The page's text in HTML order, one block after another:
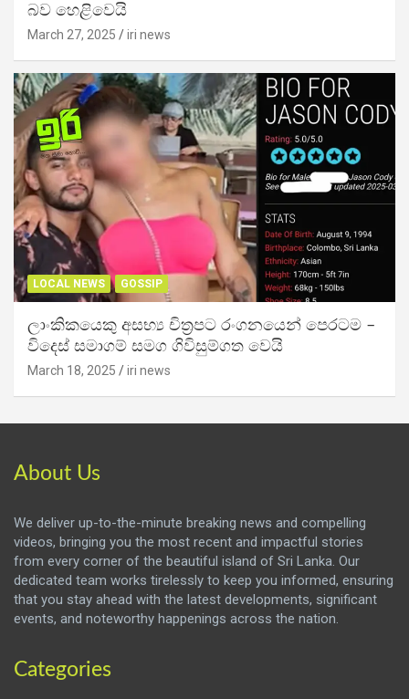
බව හෙළිවෙයි
March 27, 2025 iri news
LOCAL NEWS GOSSIP
ලාංකිකයෙකු අසභ්‍ය චිත්‍රපට රංගනයෙන් පෙරටම –
විදෙස් සමාගම් සමග ගිවිසුම්ගත වෙයි
March 18, 2025 iri news
About Us
We deliver up-to-the-minute breaking news and compelling
videos, bringing you the most recent and impactful stories
from every corner of the beautiful island of Sri Lanka. Our
dedicated team works tirelessly to keep you informed, ensuring
that you stay ahead with the latest developments, significant
events, and noteworthy happenings across the nation.
Categories